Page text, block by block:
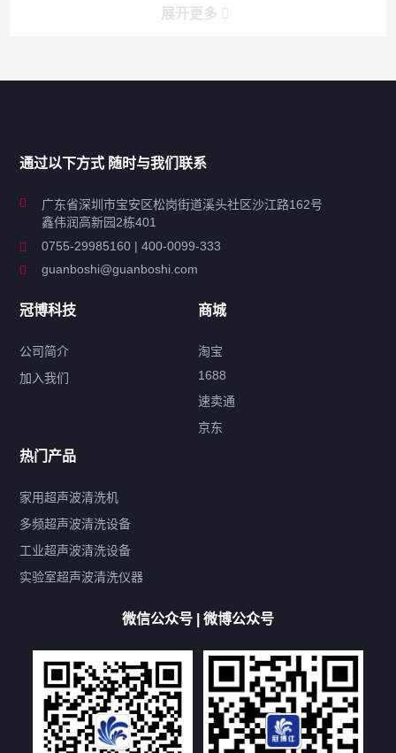
展开更多
工业超声波清洗设备
特种超声波洗净产品
超声波配件
产品标签
鼓泡 升降 抛动
带加热
功率可调
双波脱气
机械旋钮系列
厨具清洗机
超声波振板
高尔夫球杆清洗机
大型单槽带过滤系列
全自动/半自动系列
客户定制非标机参考
双槽三槽四槽五槽多槽系列
轮胎清洗机
多频 扫频
通过以下方式 随时与我们联系
广东省深圳市宝安区松岗街道溪头社区沙江路162号
鑫伟润高新园2栋401
0755-29985160 | 400-0099-333
guanboshi@guanboshi.com
冠博科技
公司简介
加入我们
商城
淘宝
1688
速卖通
京东
热门产品
家用超声波清洗机
多频超声波清洗设备
工业超声波清洗设备
实验室超声波清洗仪器
微信公众号 | 微博公众号